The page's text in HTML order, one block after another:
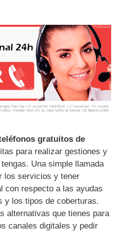
gratuitos de
para realizar gestiones y
Una simple llamada
los servicios y tener
con respecto a las ayudas
y los tipos de coberturas.
alternativas que tienes para
canales digitales y pedir